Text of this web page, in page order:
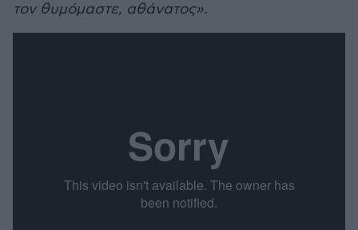
τον θυμόμαστε, αθάνατος».